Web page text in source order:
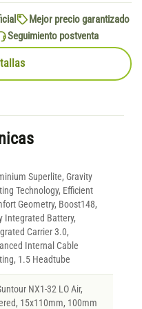
Mejor precio garantizado
Seguimiento postventa
Superlite, Gravity
Technology, Efficient
Geometry, Boost148,
Integrated Battery,
Carrier 3.0,
Internal Cable
1.5 Headtube
NX1-32 LO Air,
15x110mm, 100mm